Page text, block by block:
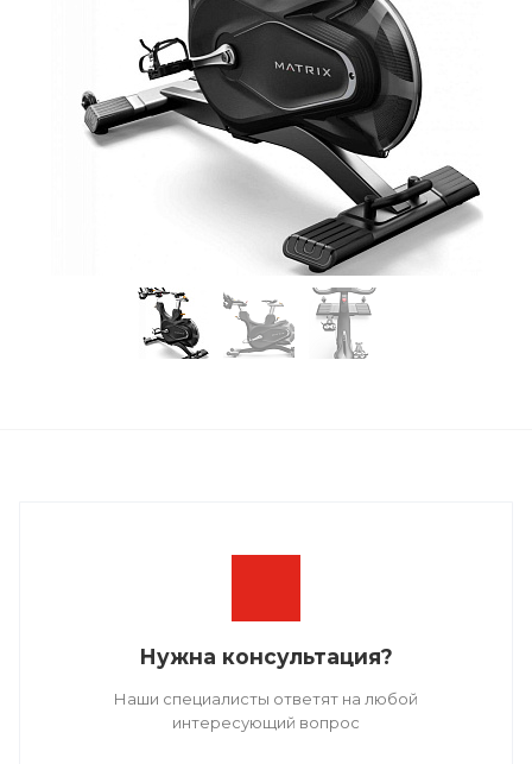
Нужна консультация?
Наши специалисты ответят на любой
интересующий вопрос